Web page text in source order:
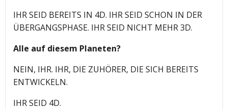
IHR SEID BEREITS IN 4D. IHR SEID SCHON IN DER
ÜBERGANGSPHASE. IHR SEID NICHT MEHR 3D.
Alle auf diesem Planeten?
NEIN, IHR. IHR, DIE ZUHÖRER, DIE SICH BEREITS
ENTWICKELN.
IHR SEID 4D.